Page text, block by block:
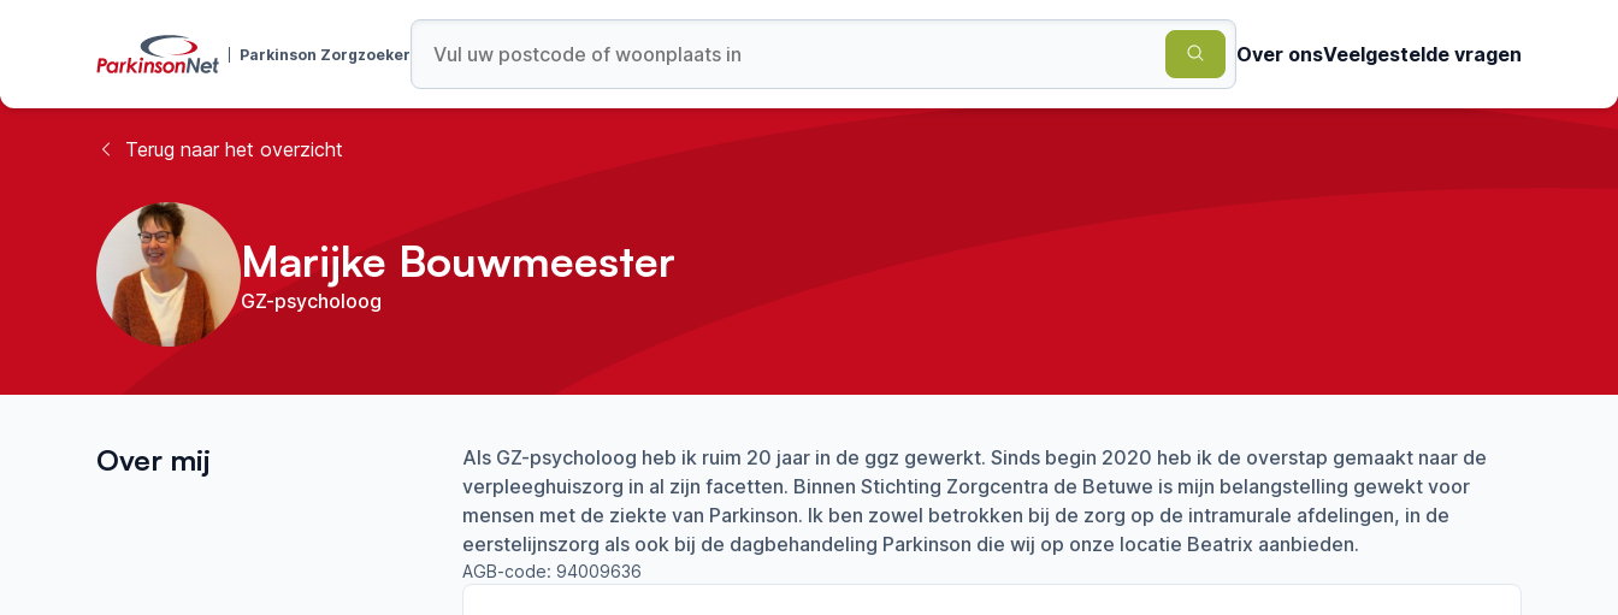
Parkinson Zorgzoeker Over onsVeelgestelde vragen
Terug naar het overzicht
Marijke Bouwmeester
GZ-psycholoog
Over mij
Als GZ-psycholoog heb ik ruim 20 jaar in de ggz gewerkt. Sinds begin 2020 heb ik de overstap gemaakt naar de
verpleeghuiszorg in al zijn facetten. Binnen Stichting Zorgcentra de Betuwe is mijn belangstelling gewekt voor
mensen met de ziekte van Parkinson. Ik ben zowel betrokken bij de zorg op de intramurale afdelingen, in de
eerstelijnszorg als ook bij de dagbehandeling Parkinson die wij op onze locatie Beatrix aanbieden.
AGB-code: 94009636